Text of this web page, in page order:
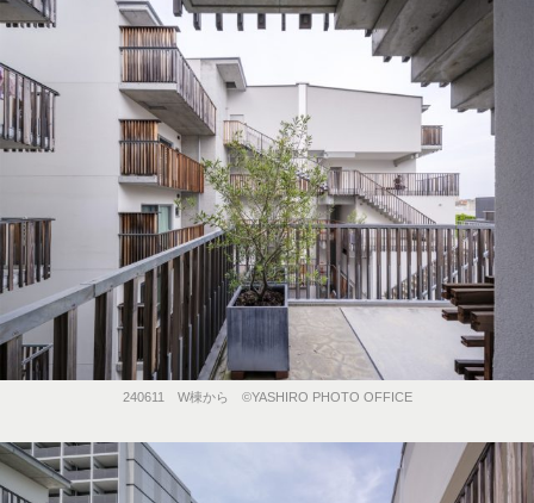
240611 W棟から ©️YASHIRO PHOTO OFFICE